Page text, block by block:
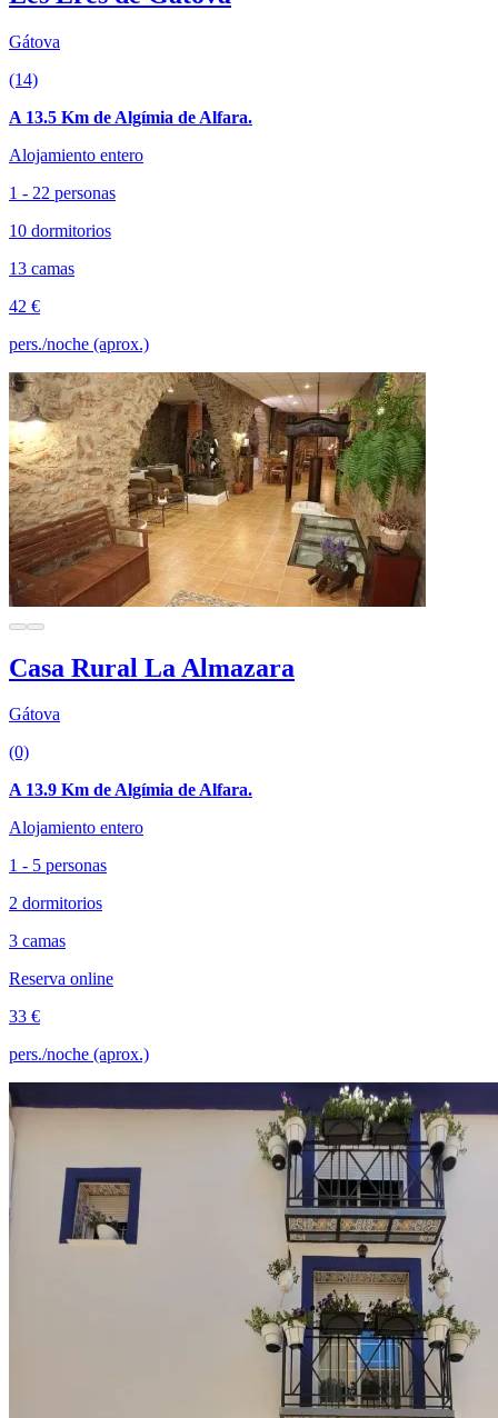
Gátova
(14)
A 13.5 Km de Algímia de Alfara.
Alojamiento entero
1 - 22 personas
10 dormitorios
13 camas
42 €
pers./noche (aprox.)
Casa Rural La Almazara
Gátova
(0)
A 13.9 Km de Algímia de Alfara.
Alojamiento entero
1 - 5 personas
2 dormitorios
3 camas
Reserva online
33 €
pers./noche (aprox.)